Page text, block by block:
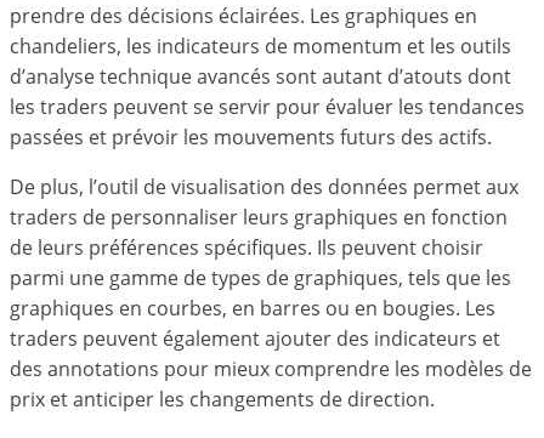
prendre des décisions éclairées. Les graphiques en
chandeliers, les indicateurs de momentum et les outils
d’analyse technique avancés sont autant d’atouts dont
les traders peuvent se servir pour évaluer les tendances
passées et prévoir les mouvements futurs des actifs.
De plus, l’outil de visualisation des données permet aux
traders de personnaliser leurs graphiques en fonction
de leurs préférences spécifiques. Ils peuvent choisir
parmi une gamme de types de graphiques, tels que les
graphiques en courbes, en barres ou en bougies. Les
traders peuvent également ajouter des indicateurs et
des annotations pour mieux comprendre les modèles de
prix et anticiper les changements de direction.